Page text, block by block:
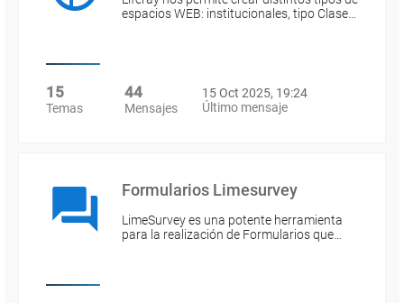
espacios WEB: institucionales, tipo Clase…
15
Temas
44
Mensajes
15 Oct 2025, 19:24
Último mensaje
Formularios Limesurvey
LimeSurvey es una potente herramienta
para la realización de Formularios que…